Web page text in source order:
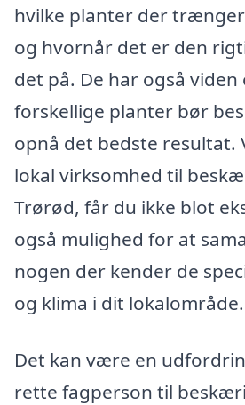
hvilke planter der
og hvornår det er den
det på. De har også
forskellige planter bør
opnå det bedste resultat.
lokal virksomhed til
Trørød, får du ikke blot
også mulighed for at
nogen der kender de
og klima i dit lokalområde.
Det kan være en
rette fagperson til